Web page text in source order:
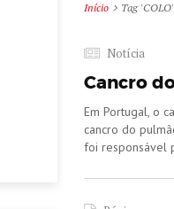
Início Tag 'COLO'
Notícia
Cancro
Em Portugal, o
cancro do
foi responsável